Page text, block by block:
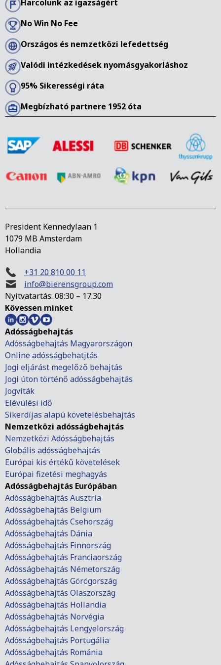
Harcolunk az igazságért
No Win No Fee
Országos és nemzetközi lefedettség
Valódi intézkedések nyomásgyakorláshoz
95% Sikerességi ráta
Megbízható partnere 1952 óta
President Kennedylaan 1
1079 MB Amsterdam
Hollandia
+31 20 810 00 11
info@bierensgroup.com
Nyitvatartás: 08:30 – 17:30
Kövessen minket
Adósságbehajtás
Adósságbehajtás Magyarországon
Online adósságbehatjtás
Jogi eljárást megelőző behajtás
Jogi úton történő adósságbehajtás
Jogviták
Elévülési idő
Sikerdíjas alapú követelésbehajtás
Nemzetközi adósságbehajtás
Nemzetközi Adósságbehajtás
Globális adósságbehajtás
Európai kis értékű követelések
Európai fizetési meghagyás
Adósságbehajtás Európában
Adósságbehajtás Ausztria
Adósságbehajtás Belgium
Adósságbehajtás Csehország
Adósságbehajtás Dánia
Adósságbehajtás Finnország
Adósságbehajtás Franciaország
Adósságbehajtás Németország
Adósságbehajtás Görögország
Adósságbehajtás Olaszország
Adósságbehajtás Hollandia
Adósságbehajtás Norvégia
Adósságbehajtás Lengyelország
Adósságbehajtás Portugália
Adósságbehajtás Románia